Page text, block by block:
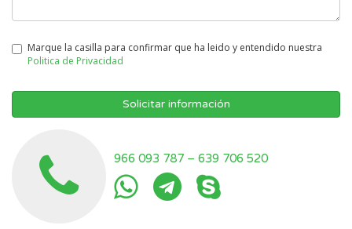
Marque la casilla para confirmar que ha leido y entendido nuestra
Politica de Privacidad
Solicitar información
966 093 787 – 639 706 520